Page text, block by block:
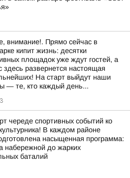
внимание!. Прямо сейчас в
кипит жизнь: десятки
площадок уже ждут гостей, а
здесь развернется настоящая
На старт выйдут наши
— те, кто каждый день...
череде спортивных событий ко
В каждом районе
насыщенная программа:
набережной до жарких
баталий